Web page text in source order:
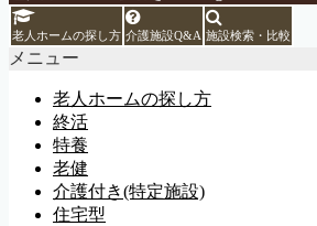
老人ホームの探し方 介護施設Q&A 施設検索・比較
メニュー
老人ホームの探し方
終活
特養
老健
介護付き(特定施設)
住宅型